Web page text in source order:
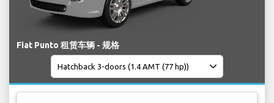
Fiat Punto 租赁车辆 - 规格